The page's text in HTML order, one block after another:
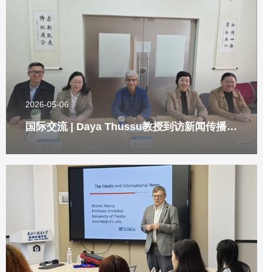
2026-05-06
国际交流 | Daya Thussu教授到访新闻传播学院开展合作洽谈